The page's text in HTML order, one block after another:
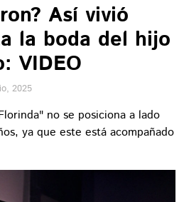
Así vivió
la boda del hijo
VIDEO
2025
no se posiciona a lado
ya que este está acompañado